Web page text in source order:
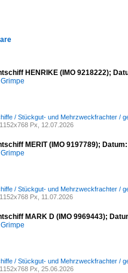
HENRIKE (IMO 9218222);
/ Stückgut- und Mehrzweckfrachter /
1152x768 Px, 12.07.2026
MERIT (IMO 9197789);
/ Stückgut- und Mehrzweckfrachter /
1152x768 Px, 11.07.2026
MARK D (IMO 9969443);
/ Stückgut- und Mehrzweckfrachter /
1152x768 Px, 25.06.2026